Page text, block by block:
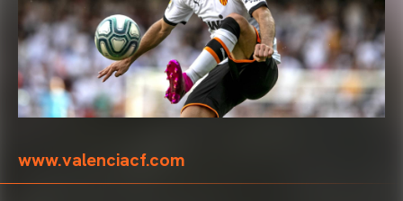
www.valenciacf.com